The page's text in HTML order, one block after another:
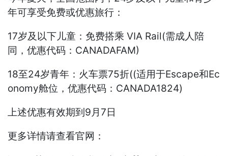
年可享受免费或优惠旅行：
17岁及以下儿童：免费搭乘 VIA Rail(需成人陪
同，优惠代码：CANADAFAM)
18至24岁青年：火车票75折((适用于Escape和Ec
onomy舱位，优惠代码：CANADA1824)
上述优惠有效期到9月7日
更多详情请查看官网：